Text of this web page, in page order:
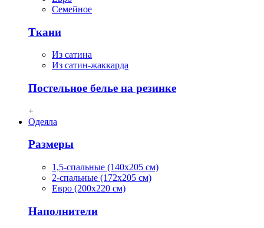
Семейное
Ткани
Из сатина
Из сатин-жаккарда
Постельное белье на резинке
+
Одеяла
Размеры
1,5-спальные (140х205 см)
2-спальные (172х205 см)
Евро (200х220 см)
Наполнители